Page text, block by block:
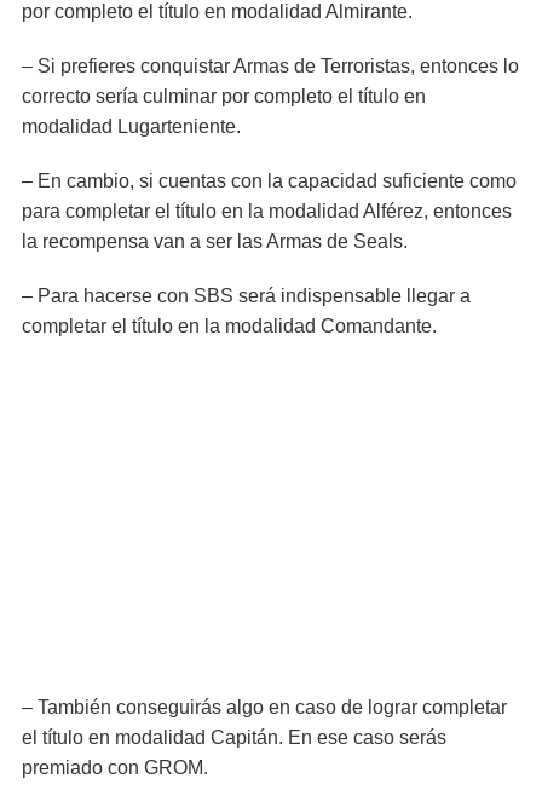
por completo el título en modalidad Almirante.
– Si prefieres conquistar Armas de Terroristas, entonces lo
correcto sería culminar por completo el título en
modalidad Lugarteniente.
– En cambio, si cuentas con la capacidad suficiente como
para completar el título en la modalidad Alférez, entonces
la recompensa van a ser las Armas de Seals.
– Para hacerse con SBS será indispensable llegar a
completar el título en la modalidad Comandante.
– También conseguirás algo en caso de lograr completar
el título en modalidad Capitán. En ese caso serás
premiado con GROM.